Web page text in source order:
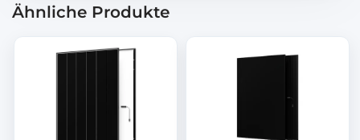
Ähnliche Produkte